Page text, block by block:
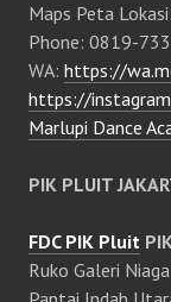
Maps Peta Lokasi:
Phone: 0819-
WA: https://
https://
Marlupi Dance
PIK PLUIT
FDC PIK Pluit
Ruko Galeri